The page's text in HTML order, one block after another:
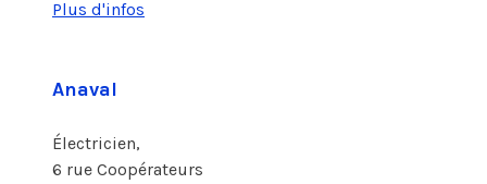
Plus d'infos
Anaval
Électricien,
6 rue Coopérateurs